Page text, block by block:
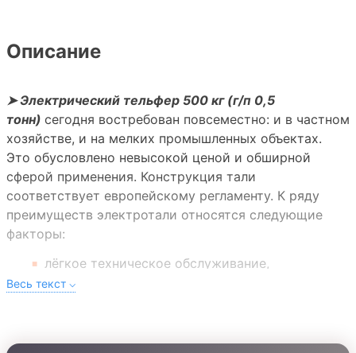
Описание
➤ Электрический тельфер 500 кг (г/п 0,5
тонн) сегодня востребован повсеместно: и в частном
хозяйстве, и на мелких промышленных объектах.
Это обусловлено невысокой ценой и обширной
сферой применения. Конструкция тали
соответствует европейскому регламенту. К ряду
преимуществ электротали относятся следующие
факторы:
лёгкое техническое обслуживание,
практичность,